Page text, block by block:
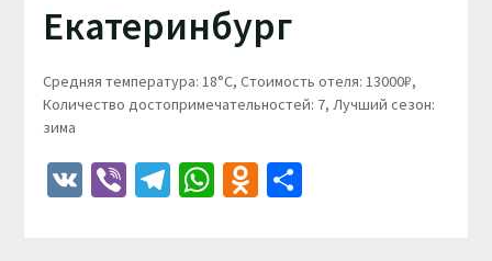
Екатеринбург
Средняя температура: 18°C, Стоимость отеля: 13000₽,
Количество достопримечательностей: 7, Лучший сезон:
зима
VKViberTelegram
WhatsApp
Odnoklassniki
Отправить